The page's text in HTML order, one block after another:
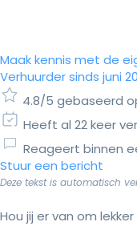
Maak kennis met de
Verhuurder sinds juni
4.8/5 gebaseerd
Heeft al 22 keer
Reageert binnen
Stuur een bericht
Deze tekst is automatisch
Hou jij er van om